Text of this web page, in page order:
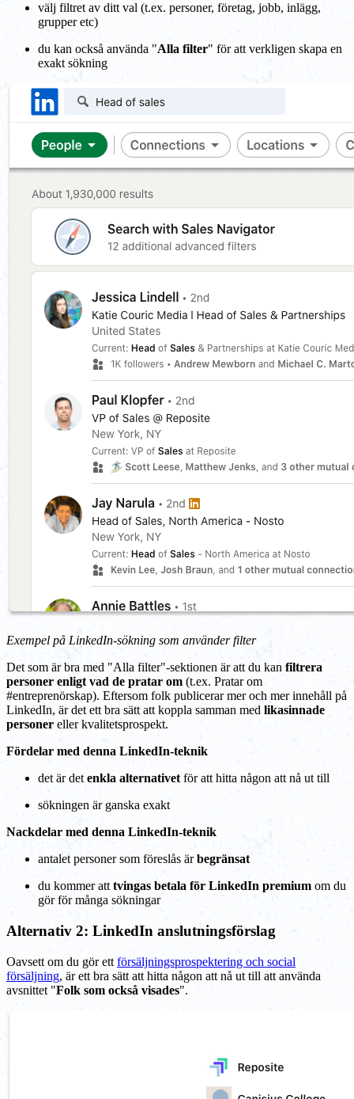
välj filtret av ditt val (t.ex. personer, företag, jobb, inlägg,
grupper etc)
du kan också använda "Alla filter" för att verkligen skapa en
exakt sökning
Exempel på LinkedIn-sökning som använder filter
Det som är bra med "Alla filter"-sektionen är att du kan filtrera
personer enligt vad de pratar om (t.ex. Pratar om
#entreprenörskap). Eftersom folk publicerar mer och mer innehåll på
LinkedIn, är det ett bra sätt att koppla samman med likasinnade
personer eller kvalitetsprospekt.
Fördelar med denna LinkedIn-teknik
det är detenkla alternativetför att hitta någon att nå ut till
sökningen är ganska exakt
Nackdelar med denna LinkedIn-teknik
antalet personer som föreslås ärbegränsat
du kommer atttvingas betala för LinkedIn premium om du
gör för många sökningar
Alternativ 2: LinkedIn anslutningsförslag
Oavsett om du gör ett försäljningsprospektering och social
försäljning, är ett bra sätt att hitta någon att nå ut till att använda
avsnittet "Folk som också visades".